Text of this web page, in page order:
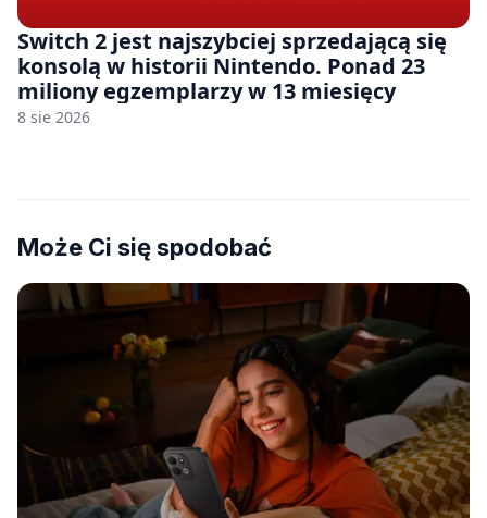
Switch 2 jest najszybciej sprzedającą się
konsolą w historii Nintendo. Ponad 23
miliony egzemplarzy w 13 miesięcy
8 sie 2026
Może Ci się spodobać